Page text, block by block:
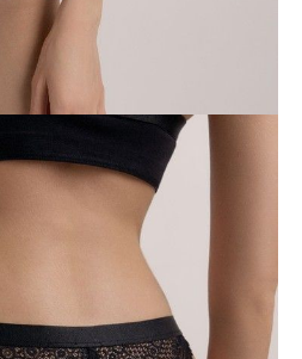
od 50 zł
(Łodz)
14:00
koronki i bawełny to
bielizny, która sprawi, że będziesz
czuć się tak komfortowo, jakbyś